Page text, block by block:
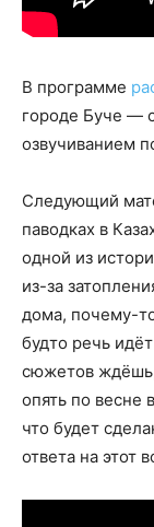
В программе
городе Буче —
озвучиванием
Следующий
паводках в
одной из
из-за
дома, почему-
будто речь
сюжетов
опять по весне
что будет
ответа на этот